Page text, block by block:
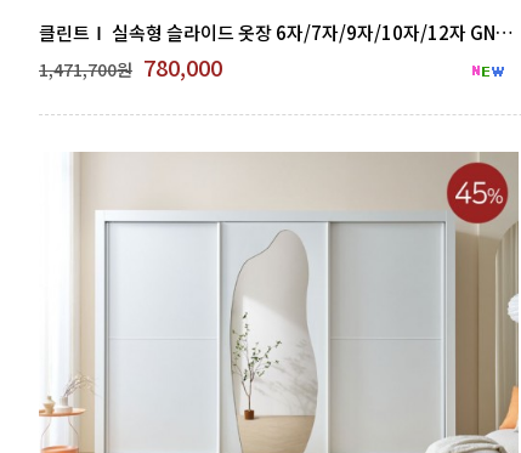
클린트Ⅰ 실속형 슬라이드 옷장 6자/7자/9자/10자/12자 GNB 500-06
1,471,700원 780,000